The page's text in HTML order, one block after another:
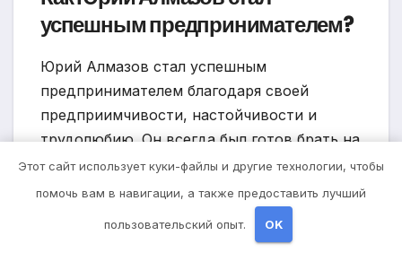
успешным предпринимателем?
Юрий Алмазов стал успешным
предпринимателем благодаря своей
предприимчивости, настойчивости и
трудолюбию. Он всегда был готов брать на
себя риски и искать новые возможности
для своего бизнеса. Он также умело
использовал свои навыки в управлении и
стратегическом планировании, чтобы
Этот сайт использует куки-файлы и другие технологии, чтобы
помочь вам в навигации, а также предоставить лучший
пользовательский опыт. OK